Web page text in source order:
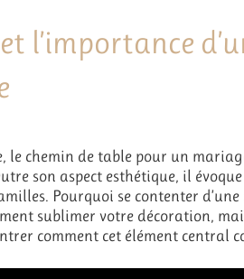
l’importance
le chemin de table pour un
son aspect esthétique, il
Pourquoi se contenter
sublimer votre décoration,
comment cet élément central